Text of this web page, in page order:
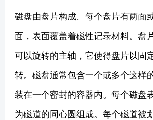
磁盘由盘片构成。每个盘片有两面
面，表面覆盖着磁性记录材料。盘
可以旋转的主轴，它使得盘片以固
转。磁盘通常包含一个或多个这样
装在一个密封的容器内。每个磁盘
为磁道的同心圆组成。每个磁道被